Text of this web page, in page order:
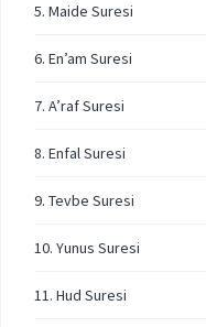
5. Maide Suresi
6. En’am Suresi
7. A’raf Suresi
8. Enfal Suresi
9. Tevbe Suresi
10. Yunus Suresi
11. Hud Suresi